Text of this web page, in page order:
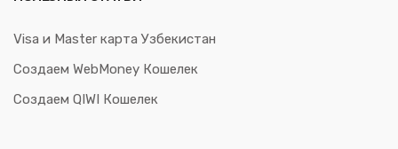
Visa и Master карта Узбекистан
Создаем WebMoney Кошелек
Создаем QIWI Кошелек